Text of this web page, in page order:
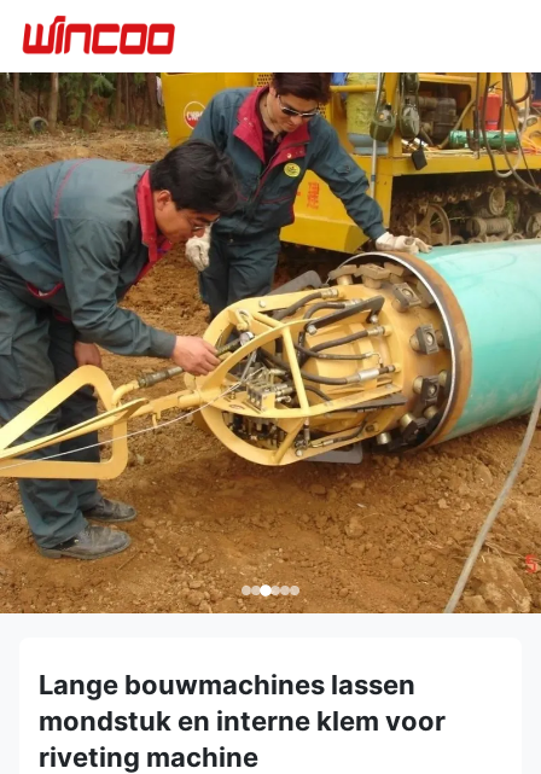
Lange bouwmachines lassen
mondstuk en interne klem voor
riveting machine